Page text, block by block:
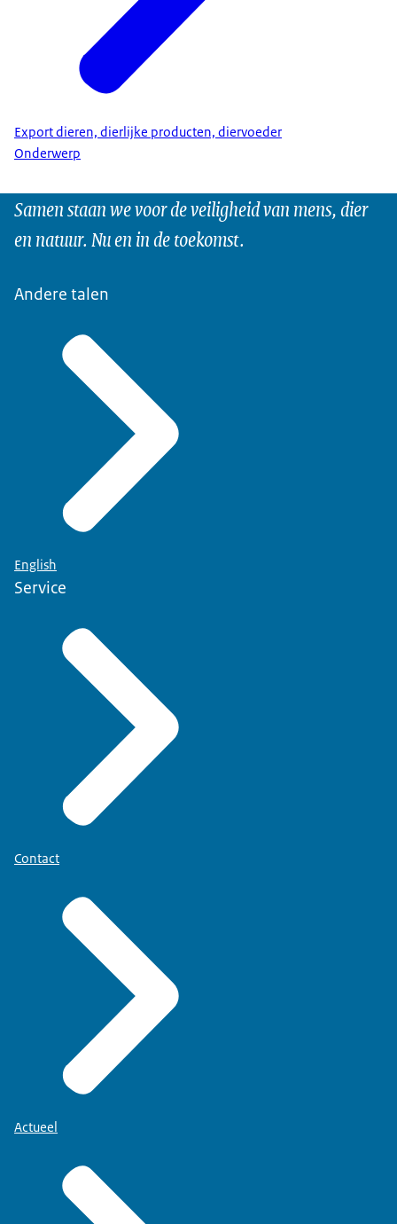
Export dieren, dierlijke producten, diervoeder
Onderwerp
Samen staan we voor de veiligheid van mens, dier
en natuur. Nu en in de toekomst.
Andere talen
English
Service
Contact
Actueel